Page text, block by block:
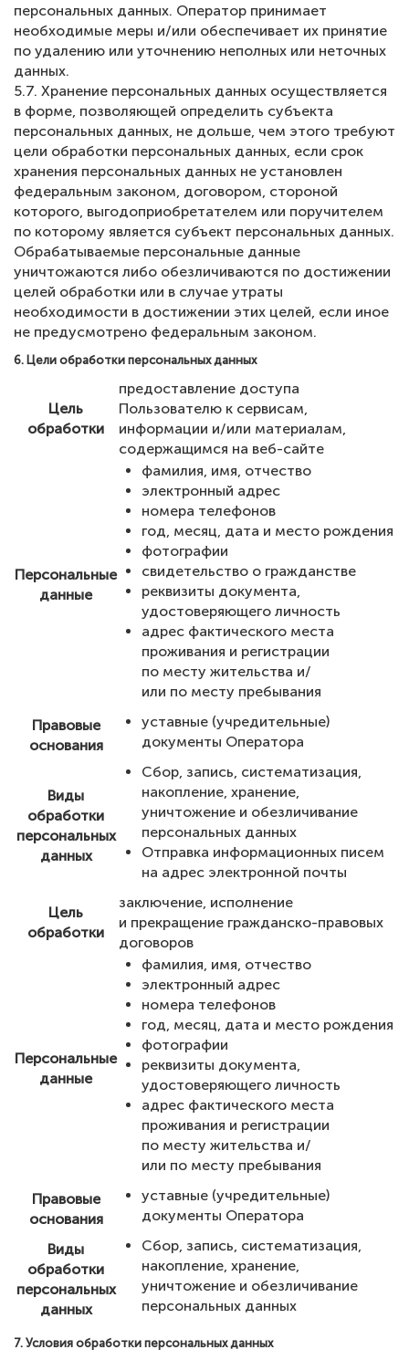
персональных данных. Оператор принимает
необходимые меры и/или обеспечивает их принятие
по удалению или уточнению неполных или неточных
данных.
5.7. Хранение персональных данных осуществляется
в форме, позволяющей определить субъекта
персональных данных, не дольше, чем этого требуют
цели обработки персональных данных, если срок
хранения персональных данных не установлен
федеральным законом, договором, стороной
которого, выгодоприобретателем или поручителем
по которому является субъект персональных данных.
Обрабатываемые персональные данные
уничтожаются либо обезличиваются по достижении
целей обработки или в случае утраты
необходимости в достижении этих целей, если иное
не предусмотрено федеральным законом.
6. Цели обработки персональных данных
Цель
обработки
предоставление доступа
Пользователю к сервисам,
информации и/или материалам,
содержащимся на веб-сайте
Персональные
данные
фамилия, имя, отчество
электронный адрес
номера телефонов
год, месяц, дата и место рождения
фотографии
свидетельство о гражданстве
реквизиты документа,
удостоверяющего личность
адрес фактического места
проживания и регистрации
по месту жительства и/
или по месту пребывания
Правовые
основания
уставные (учредительные)
документы Оператора
Виды
обработки
персональных
данных
Сбор, запись, систематизация,
накопление, хранение,
уничтожение и обезличивание
персональных данных
Отправка информационных писем
на адрес электронной почты
Цель
обработки
заключение, исполнение
и прекращение гражданско-правовых
договоров
Персональные
данные
фамилия, имя, отчество
электронный адрес
номера телефонов
год, месяц, дата и место рождения
фотографии
реквизиты документа,
удостоверяющего личность
адрес фактического места
проживания и регистрации
по месту жительства и/
или по месту пребывания
Правовые
основания
уставные (учредительные)
документы Оператора
Виды
обработки
персональных
данных
Сбор, запись, систематизация,
накопление, хранение,
уничтожение и обезличивание
персональных данных
7. Условия обработки персональных данных